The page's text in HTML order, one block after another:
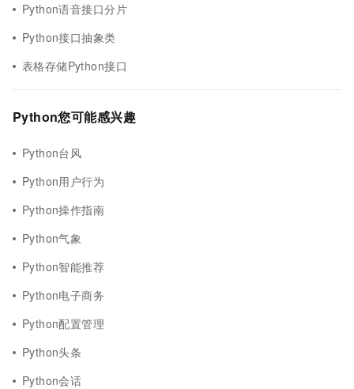
Python语音接口分片
Python接口抽象类
表格存储Python接口
Python您可能感兴趣
Python台风
Python用户行为
Python操作指南
Python气象
Python智能推荐
Python电子商务
Python配置管理
Python头条
Python会话